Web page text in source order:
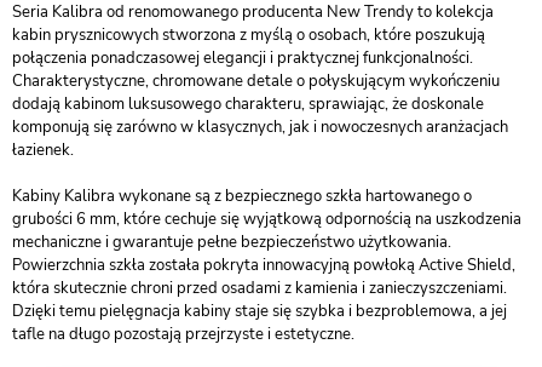
Seria Kalibra od renomowanego producenta New Trendy to kolekcja
kabin prysznicowych stworzona z myślą o osobach, które poszukują
połączenia ponadczasowej elegancji i praktycznej funkcjonalności.
Charakterystyczne, chromowane detale o połyskującym wykończeniu
dodają kabinom luksusowego charakteru, sprawiając, że doskonale
komponują się zarówno w klasycznych, jak i nowoczesnych aranżacjach
łazienek.
Kabiny Kalibra wykonane są z bezpiecznego szkła hartowanego o
grubości 6 mm, które cechuje się wyjątkową odpornością na uszkodzenia
mechaniczne i gwarantuje pełne bezpieczeństwo użytkowania.
Powierzchnia szkła została pokryta innowacyjną powłoką Active Shield,
która skutecznie chroni przed osadami z kamienia i zanieczyszczeniami.
Dzięki temu pielęgnacja kabiny staje się szybka i bezproblemowa, a jej
tafle na długo pozostają przejrzyste i estetyczne.